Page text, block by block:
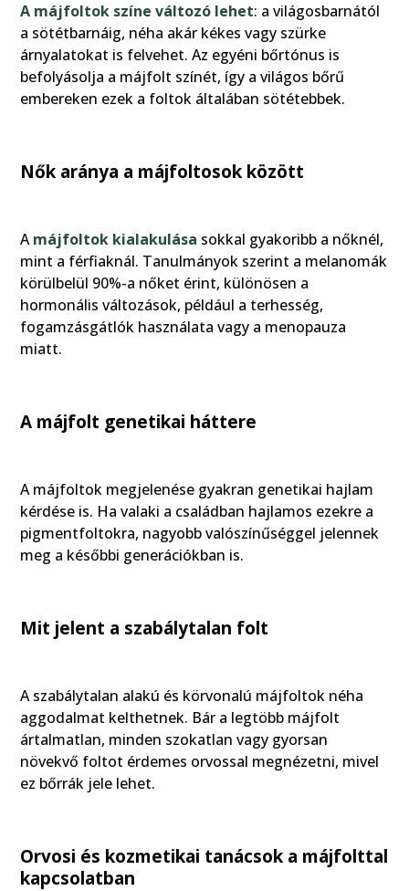
A májfoltok színe változó lehet: a világosbarnától
a sötétbarnáig, néha akár kékes vagy szürke
árnyalatokat is felvehet. Az egyéni bőrtónus is
befolyásolja a májfolt színét, így a világos bőrű
embereken ezek a foltok általában sötétebbek.
Nők aránya a májfoltosok között
Amájfoltok kialakulása sokkal gyakoribb a nőknél,
mint a férfiaknál. Tanulmányok szerint a melanomák
körülbelül 90%-a nőket érint, különösen a
hormonális változások, például a terhesség,
fogamzásgátlók használata vagy a menopauza
miatt.
A májfolt genetikai háttere
A májfoltok megjelenése gyakran genetikai hajlam
kérdése is. Ha valaki a családban hajlamos ezekre a
pigmentfoltokra, nagyobb valószínűséggel jelennek
meg a későbbi generációkban is.
Mit jelent a szabálytalan folt
A szabálytalan alakú és körvonalú májfoltok néha
aggodalmat kelthetnek. Bár a legtöbb májfolt
ártalmatlan, minden szokatlan vagy gyorsan
növekvő foltot érdemes orvossal megnézetni, mivel
ez bőrrák jele lehet.
Orvosi és kozmetikai tanácsok a májfolttal
kapcsolatban